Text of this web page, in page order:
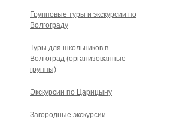
Групповые туры и экскурсии по
Волгограду
Туры для школьников в
Волгоград (организованные
группы)
Экскурсии по Царицыну
Загородные экскурсии